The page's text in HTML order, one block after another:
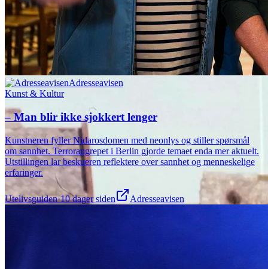
Adresseavisen
Kunst & Kultur
– Man blir ikke sjokkert lenger
Kunstneren fyller Nidarosdomen med neonlys og stiller spørsmål
om sannhet. Terrorangrepet i Berlin gjorde temaet enda mer aktuelt.
Utstillingen lar beskueren reflektere over sannhet og menneskelige
erfaringer.
Utelivsguiden·10 dager siden Adresseavisen